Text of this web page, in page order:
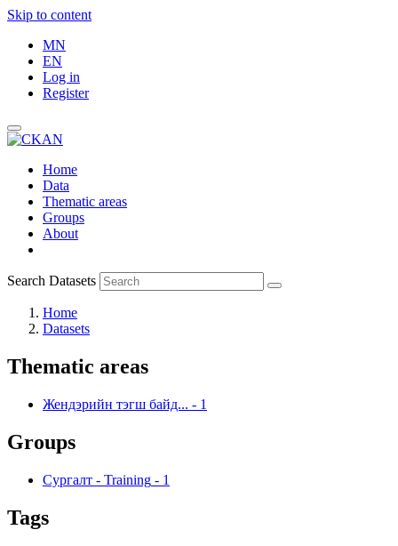
Skip to content
MN
EN
Log in
Register
Home
Data
Thematic areas
Groups
About
Search Datasets
Home
Datasets
Thematic areas
Жендэрийн тэгш байд... - 1
Groups
Сургалт - Training - 1
Tags